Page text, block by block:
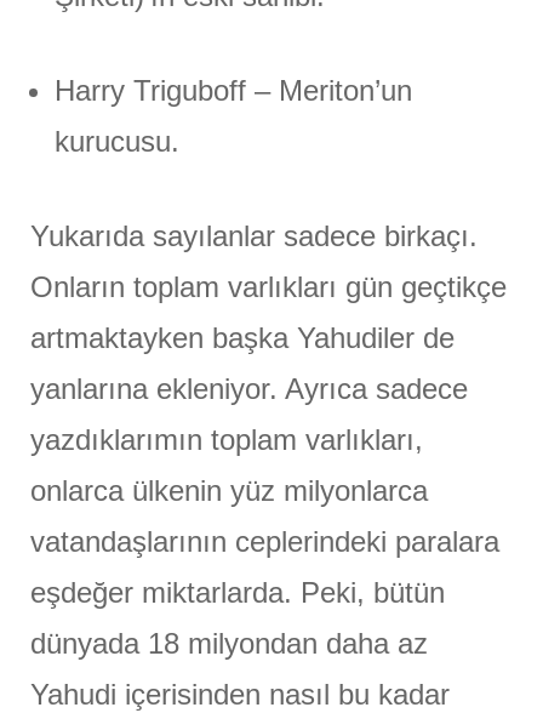
Harry Triguboff – Meriton’un
kurucusu.
Yukarıda sayılanlar sadece birkaçı.
Onların toplam varlıkları gün geçtikçe
artmaktayken başka Yahudiler de
yanlarına ekleniyor. Ayrıca sadece
yazdıklarımın toplam varlıkları,
onlarca ülkenin yüz milyonlarca
vatandaşlarının ceplerindeki paralara
eşdeğer miktarlarda. Peki, bütün
dünyada 18 milyondan daha az
Yahudi içerisinden nasıl bu kadar